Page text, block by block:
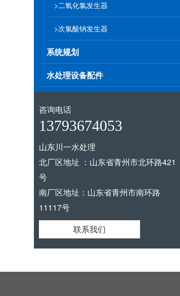
>二氧化氯发生器
>次氯酸钠发生器
系统规划
水处理设备配件
咨询电话
13793674053
山东川一水处理
北厂区地址 ：山东省青州市北环路421
号
南厂区地址：山东省青州市南环路
11117号
联系我们